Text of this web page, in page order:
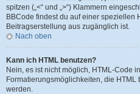
spitzen („<“ und „>“) Klammern
BBCode findest du auf einer speziellen
Beitragserstellung aus zugänglich ist.
Nach oben
Kann ich HTML benutzen?
Nein, es ist nicht möglich, HTML-Code
Formatierungsmöglichkeiten, die
werden.